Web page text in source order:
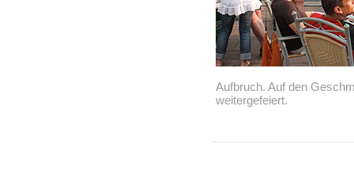
Aufbruch. Auf den
weitergefeiert.